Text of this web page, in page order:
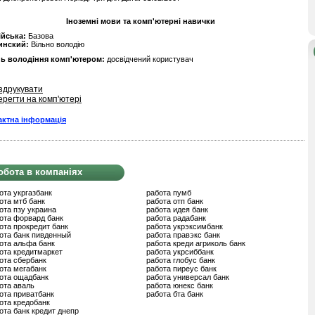
Іноземні мови та комп'ютерні навички
Базова
Вільно володію
володіння комп'ютером: досвідчений користувач
на комп'ютері
інформація
в компаніях
укргазбанк
мтб банк
пзу украина
форвард банк
прокредит банк
банк пивденный
альфа банк
кредитмаркет
сбербанк
мегабанк
ощадбанк
аваль
приватбанк
кредобанк
банк кредит днепр
работа пумб
работа отп банк
работа идея банк
работа радабанк
работа укрэксимбанк
работа правэкс банк
работа креди агриколь банк
работа укрсиббанк
работа глобус банк
работа пиреус банк
работа универсал банк
работа юнекс банк
работа бта банк